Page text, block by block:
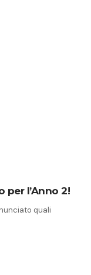
per l’Anno 2!
quali